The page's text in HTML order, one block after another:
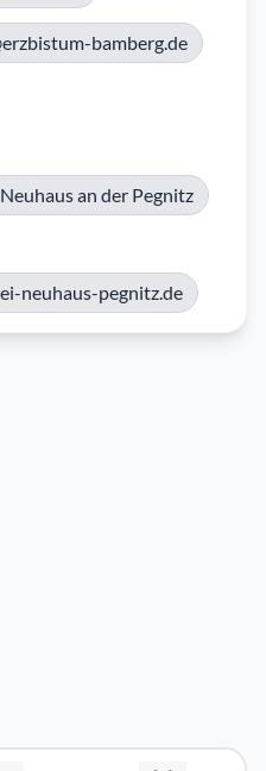
bamberg.de
an der Pegnitz
neuhaus-pegnitz.de